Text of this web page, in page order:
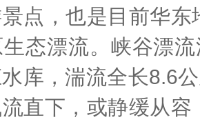
点，也是目前华
态漂流。峡谷漂
库，湍流全长8.6
直下，或静缓从